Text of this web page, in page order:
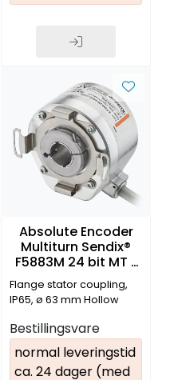
Absolute Encoder
Multiturn Sendix®
F5883M 24 bit MT /
17 bit ST
Flange stator coupling,
IP65, ø 63 mm Hollow
datablad for
spesifikasjon)
Bestillingsvare
normal leveringstid
ca. 24 dager (med